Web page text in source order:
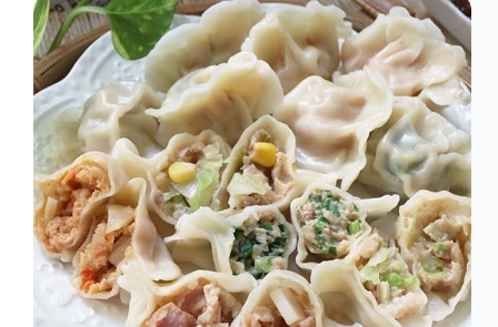
『和
秋
美
食-
即
食
粥
品』
方
便
快
速
美
味